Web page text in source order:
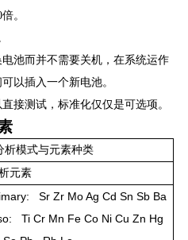
。
池而并不需要关机，在系统运作
以插入一个新电池。
接测试，标准化仅仅是可选项。
析模式与元素种类
元素
Sr Zr Mo Ag Cd Sn Sb Ba
Ti Cr Mn Fe Co Ni Cu Zn Hg